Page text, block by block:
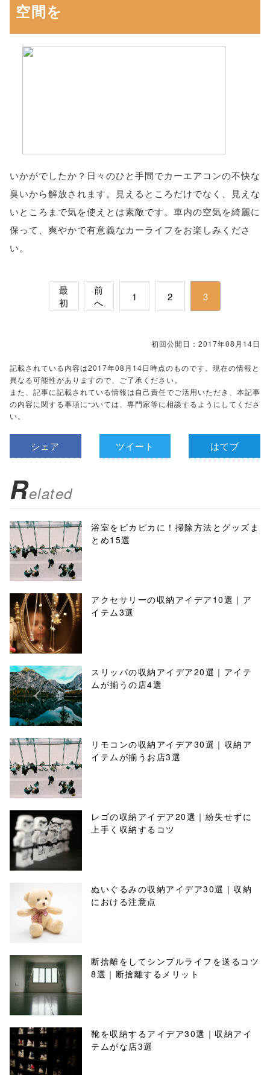
空間を
いかがでしたか？日々のひと手間でカーエアコンの不快な
臭いから解放されます。見えるところだけでなく、見えな
いところまで気を使えとは素敵です。車内の空気を綺麗に
保って、爽やかで有意義なカーライフをお楽しみくださ
い。
最
初
前
へ
1 2 3
初回公開日：2017年08月14日
記載されている内容は2017年08月14日時点のものです。現在の情報と
異なる可能性がありますので、ご了承ください。
また、記事に記載されている情報は自己責任でご活用いただき、本記事
の内容に関する事項については、専門家等に相談するようにしてくださ
い。
シェア ツイート はてブ
Related
浴室をピカピカに！掃除方法とグッズま
とめ15選
アクセサリーの収納アイデア10選｜ア
イテム3選
スリッパの収納アイデア20選｜アイテ
ムが揃うの店4選
リモコンの収納アイデア30選｜収納ア
イテムが揃うお店3選
レゴの収納アイデア20選｜紛失せずに
上手く収納するコツ
ぬいぐるみの収納アイデア30選｜収納
における注意点
断捨離をしてシンプルライフを送るコツ
8選｜断捨離するメリット
靴を収納するアイデア30選｜収納アイ
テムがな店3選